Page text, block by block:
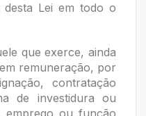
Lei em todo o
que exerce, ainda
remuneração, por
contratação
de investidura ou
emprego ou função